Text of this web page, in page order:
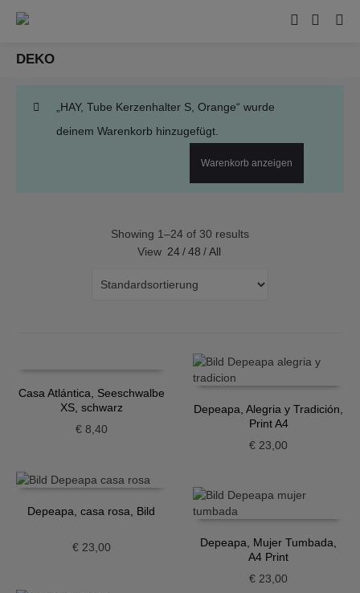
DEKO
„HAY, Tube Kerzenhalter S, Orange“ wurde
deinem Warenkorb hinzugefügt.
Warenkorb anzeigen
Showing 1–24 of 30 results
View 24 / 48 / All
Casa Atlántica, Seeschwalbe
XS, schwarz
€8,40
Depeapa, Alegria y Tradición,
Print A4
€ 23,00
Depeapa, casa rosa, Bild
€23,00
Depeapa, Mujer Tumbada,
A4 Print
€ 23,00